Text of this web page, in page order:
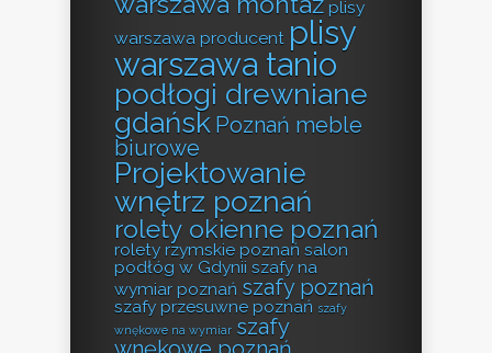
plisy
warszawa producent plisy
warszawa tanio
podłogi drewniane
gdańsk Poznań meble
biurowe
Projektowanie
wnętrz poznań
rolety okienne poznań
rolety rzymskie poznań salon
podłóg w Gdynii szafy na
wymiar poznań szafy poznań
szafy przesuwne poznań szafy
wnękowe na wymiar szafy